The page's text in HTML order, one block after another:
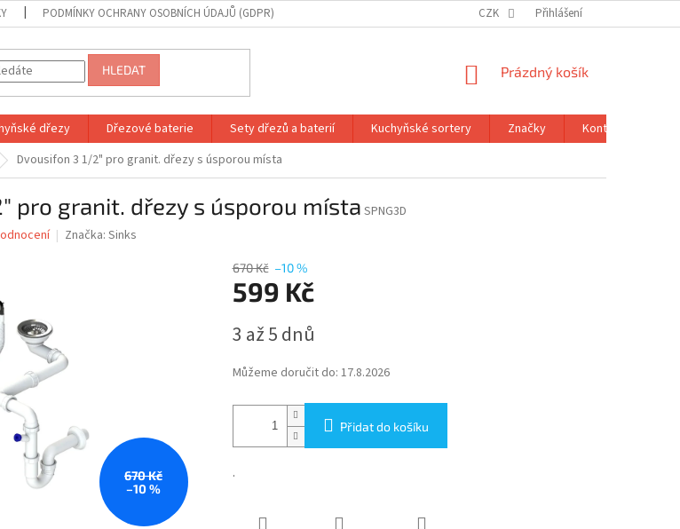
PODMÍNKY OCHRANY OSOBNÍCH ÚDAJŮ (GDPR) CZK Přihlášení
HLEDAT
NÁKUPNÍ
Prázdný košík
dřezy Dřezové baterie Sety dřezů a baterií Kuchyňské sortery Značky Kontakty
Dvousifon 3 1/2" pro granit. dřezy s úsporou místa
pro granit. dřezy s úsporou místa SPNG3D
Značka: Sinks
670 Kč
–10 %
670 Kč –10 %
599 Kč
cena:
3 až 5 dnů
Můžeme doručit do: 17.8.2026
Přidat do košíku
.